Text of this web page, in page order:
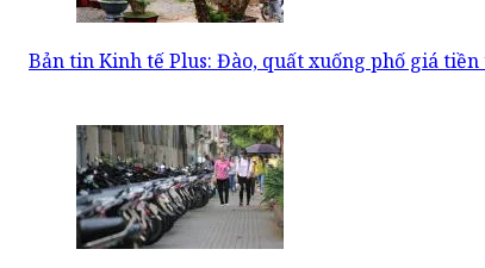
Bản tin Kinh tế Plus: Đào, quất xuống phố giá